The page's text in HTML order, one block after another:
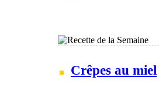
Crêpes au miel